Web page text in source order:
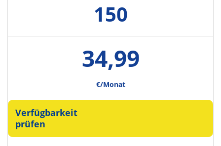
150
34,99
€/Monat
Verfügbarkeit
prüfen